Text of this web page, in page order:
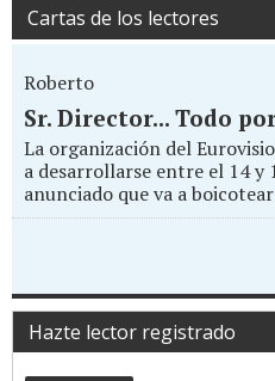
Cartas de los lectores
Roberto
Sr. Director... Todo
La organización del
a desarrollarse entre el 14 y
anunciado que va a
Hazte lector registrado